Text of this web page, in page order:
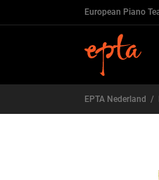
European Piano
EPTA Nederland /